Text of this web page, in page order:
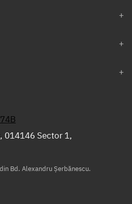
014146 Sector 1,
Bd. Alexandru Șerbănescu.